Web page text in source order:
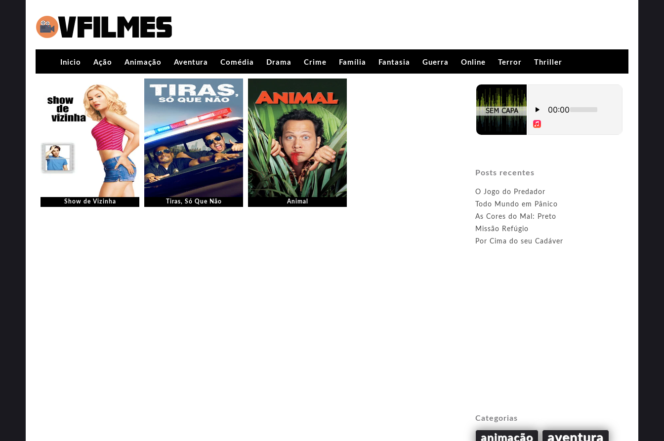
Inicio Ação Animação Aventura Comédia Drama Crime Família Fantasia Guerra Online Terror Thriller
Show de Vizinha Tiras, Só Que Não Animal
Posts recentes
O Jogo do Predador
Todo Mundo em Pânico
As Cores do Mal: Preto
Missão Refúgio
Por Cima do seu Cadáver
Categorias
animação aventura